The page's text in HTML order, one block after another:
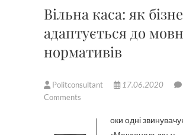
Вільна каса: як
адаптується до
нормативів
Politconsultant 17.06.2020
Comments